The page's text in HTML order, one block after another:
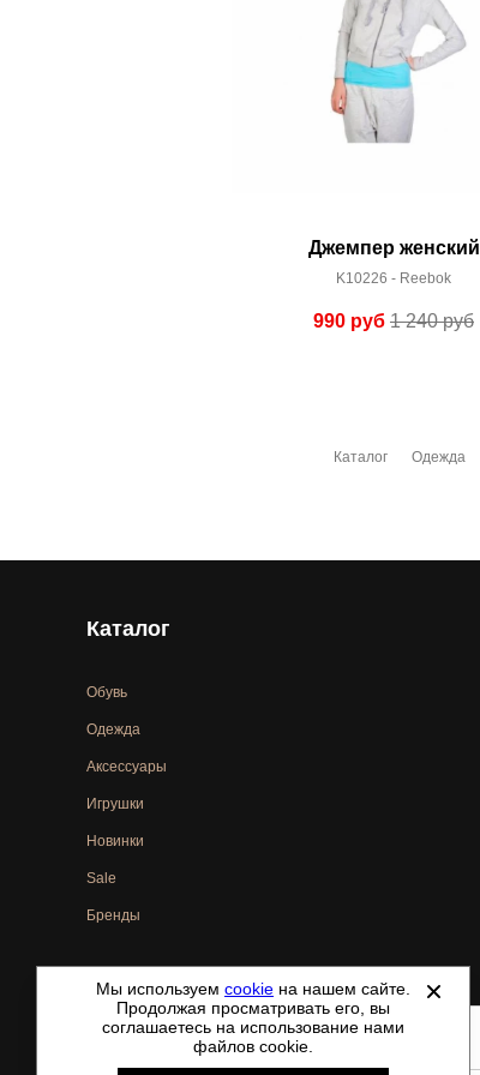
Джемпер женский
K10226 - Reebok
990 руб 1 240руб
Каталог Одежда
Каталог
Обувь
Одежда
Аксессуары
Игрушки
Новинки
Sale
Бренды
©2021-2026 - ShoesTown.ru - все права защищены.
Мы используем cookie на нашем сайте.
Продолжая просматривать его, вы
соглашаетесь на использование нами
файлов cookie.